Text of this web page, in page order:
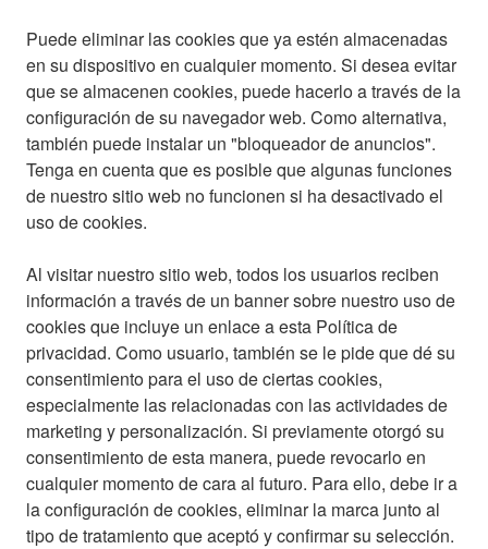
Puede eliminar las cookies que ya estén almacenadas
en su dispositivo en cualquier momento. Si desea evitar
que se almacenen cookies, puede hacerlo a través de la
configuración de su navegador web. Como alternativa,
también puede instalar un "bloqueador de anuncios".
Tenga en cuenta que es posible que algunas funciones
de nuestro sitio web no funcionen si ha desactivado el
uso de cookies.
Al visitar nuestro sitio web, todos los usuarios reciben
información a través de un banner sobre nuestro uso de
cookies que incluye un enlace a esta Política de
privacidad. Como usuario, también se le pide que dé su
consentimiento para el uso de ciertas cookies,
especialmente las relacionadas con las actividades de
marketing y personalización. Si previamente otorgó su
consentimiento de esta manera, puede revocarlo en
cualquier momento de cara al futuro. Para ello, debe ir a
la configuración de cookies, eliminar la marca junto al
tipo de tratamiento que aceptó y confirmar su selección.